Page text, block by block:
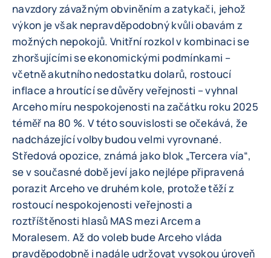
navzdory závažným obviněním a zatykači, jehož
výkon je však nepravděpodobný kvůli obavám z
možných nepokojů. Vnitřní rozkol v kombinaci se
zhoršujícími se ekonomickými podmínkami –
včetně akutního nedostatku dolarů, rostoucí
inflace a hroutící se důvěry veřejnosti – vyhnal
Arceho míru nespokojenosti na začátku roku 2025
téměř na 80 %. V této souvislosti se očekává, že
nadcházející volby budou velmi vyrovnané.
Středová opozice, známá jako blok „Tercera vía“,
se v současné době jeví jako nejlépe připravená
porazit Arceho ve druhém kole, protože těží z
rostoucí nespokojenosti veřejnosti a
roztříštěnosti hlasů MAS mezi Arcem a
Moralesem. Až do voleb bude Arceho vláda
pravděpodobně i nadále udržovat vysokou úroveň